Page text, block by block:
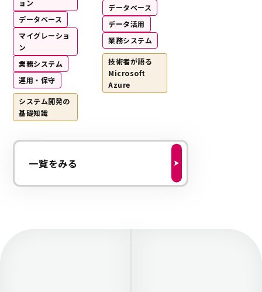
ョン
データベース
マイグレーショ
ン
業務システム
運用・保守
システム開発の
基礎知識
データベース
データ活用
業務システム
技術者が語る
Microsoft
Azure
一覧をみる